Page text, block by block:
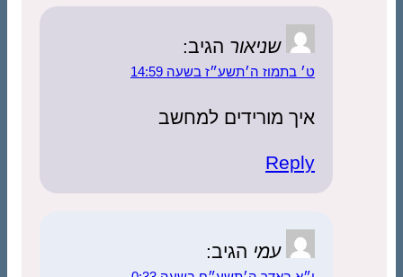
שניאור הגיב:
ט׳ בתמוז ה׳תשע״ז בשעה 14:59
איך מורידים למחשב
Reply
עמי הגיב: